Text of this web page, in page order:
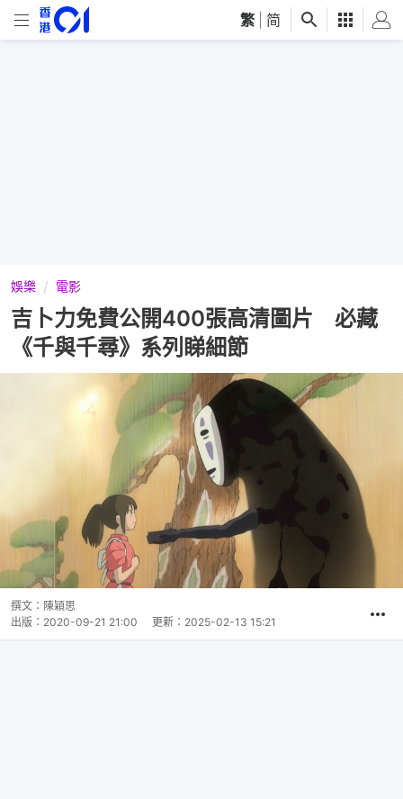
繁 简
娛樂 電影
吉卜力免費公開400張高清圖片 必藏
《千與千尋》系列睇細節
撰文： 陳穎思
出版： 2020-09-21 21:00 更新： 2025-02-13 15:21